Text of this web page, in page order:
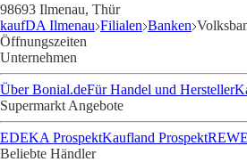
98693 Ilmenau, Thür
kaufDA Ilmenau Filialen Banken
Öffnungszeiten
Unternehmen
Über Bonial.deFür Handel und Hersteller
Supermarkt Angebote
EDEKA ProspektKaufland Prospekt
Beliebte Händler